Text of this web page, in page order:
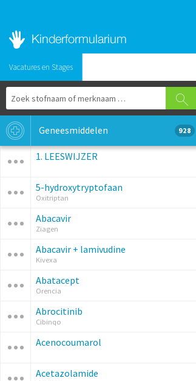
Vacatures en Stages
Geneesmiddelen 928
1. LEESWIJZER
5-hydroxytryptofaan
Oxitriptan
Abacavir
Ziagen
Abacavir + lamivudine
Kivexa
Abatacept
Orencia
Abrocitinib
Cibinqo
Acenocoumarol
Acetazolamide